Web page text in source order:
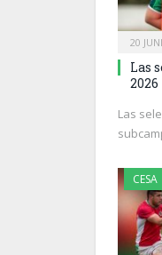
20
Las
2026
Las
CESA